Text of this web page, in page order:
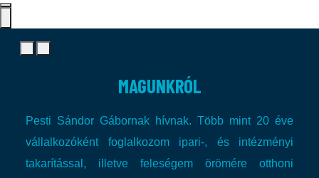
MAGUNKRÓL
Pesti Sándor Gábornak hívnak. Több mint 20 éve
vállalkozóként foglalkozom ipari-, és intézményi
takarítással, illetve feleségem örömére otthoni